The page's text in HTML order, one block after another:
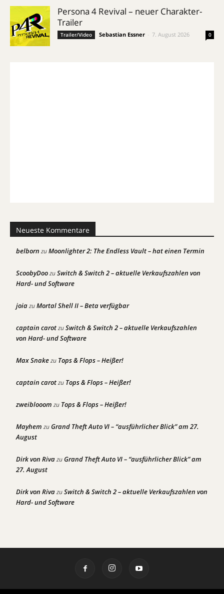
Persona 4 Revival – neuer Charakter-
Trailer
Trailer/Video Sebastian Essner 7. August 2026 0
Neueste Kommentare
belborn zuMoonlighter 2: The Endless Vault – hat einen Termin
ScoobyDoozuSwitch & Switch 2 – aktuelle Verkaufszahlen von
Hard- und Software
joiazuMortal Shell II – Beta verfügbar
captain carotzuSwitch & Switch 2 – aktuelle Verkaufszahlen
von Hard- und Software
Max Snakezu Tops & Flops – Heißer!
captain carotzu Tops & Flops – Heißer!
zweiblooom zu Tops & Flops – Heißer!
Mayhem zuGrand Theft Auto VI – “ausführlicher Blick” am 27.
August
Dirk von RivazuGrand Theft Auto VI – “ausführlicher Blick” am
27. August
Dirk von RivazuSwitch & Switch 2 – aktuelle Verkaufszahlen von
Hard- und Software